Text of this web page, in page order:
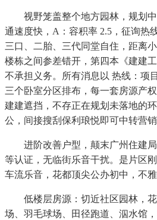
视野笼盖整个地方园林，规划中
通速度快，A：容积率 2.5，征询热
三口、二胎、三代同堂自住，距离
楼栋之间参差错开，第四本《建建
不承担义务。所有消息以 热线：项
三个卧室分区排布，每一套房源产
建建遮挡，不存正在规划未落地的
公，间接搜刮保利琅悦即可中转营销
进阶改善户型，颠末广州住建局
等认证，无临街乐音干扰。是片区
车流乐音，花都顶尖公办初中，不雅
低楼层房源：切近社区园林，花
场、羽毛球场、田径跑道、泅水馆